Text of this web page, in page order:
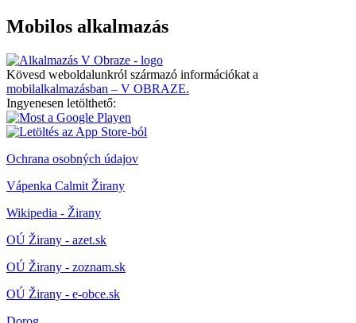
Mobilos alkalmazás
Kövesd weboldalunkról származó információkat a
mobilalkalmazásban – V OBRAZE.
Ingyenesen letölthető:
Ochrana osobných údajov
Vápenka Calmit Žirany
Wikipedia - Žirany
OÚ Žirany - azet.sk
OÚ Žirany - zoznam.sk
OÚ Žirany - e-obce.sk